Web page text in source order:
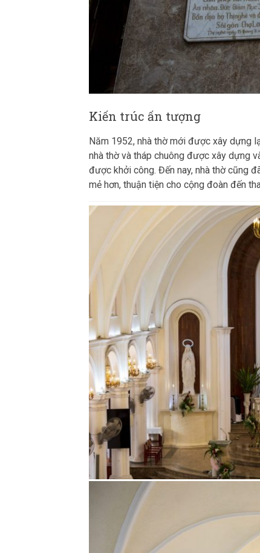
Kiến trúc ấn tượng
Năm 1952, nhà thờ mới được xây dựng
nhà thờ và tháp chuông được xây dựng
được khởi công. Đến nay, nhà thờ cũng
mẻ hơn, thuận tiện cho cộng đoàn đến